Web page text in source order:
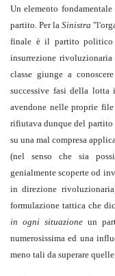
Un elemento
partito. Per la Sinistra
finale è il partito politico
insurrezione
classe giunge a
successive fasi della lotta
avendone nelle proprie
rifiutava dunque del partito
su una mal compresa
(nel senso che sia
genialmente scoperte od
in direzione
formulazione tattica che
in ogni situazione un
numerosissima ed una
meno tali da superare